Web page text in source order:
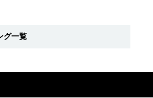
グ一覧